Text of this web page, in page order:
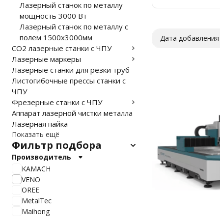
Вт
Дата добавления
Лазерный станок по металлу
мощность 3000 Вт
Лазерный станок по металлу с
полем 1500х3000мм
CO2 лазерные станки с ЧПУ
Лазерные маркеры
Лазерные станки для резки труб
Листогибочные прессы станки с
ЧПУ
Фрезерные станки с ЧПУ
Аппарат лазерной чистки металла
Лазерная пайка
Показать ещё
Фильтр подбора
Производитель
KAMACH
VENO
OREE
MetalTec
Maihong